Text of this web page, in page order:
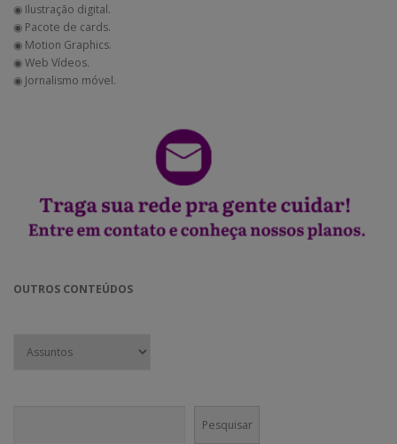
◉ Ilustração digital.
◉ Pacote de cards.
◉ Motion Graphics.
◉ Web Vídeos.
◉ Jornalismo móvel.
OUTROS CONTEÚDOS
Pesquisar